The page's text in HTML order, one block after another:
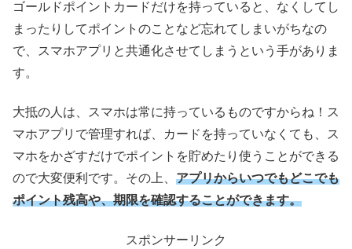
ゴールドポイントカードだけを持っていると、なくしてし
まったりしてポイントのことなど忘れてしまいがちなの
で、スマホアプリと共通化させてしまうという手がありま
す。
大抵の人は、スマホは常に持っているものですからね！ス
マホアプリで管理すれば、カードを持っていなくても、ス
マホをかざすだけでポイントを貯めたり使うことができる
ので大変便利です。その上、 アプリからいつでもどこでも
ポイント残高や、期限を確認することができます。
スポンサーリンク